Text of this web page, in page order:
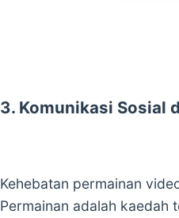
3. Komunikasi Sosial
Kehebatan permainan
Permainan adalah kaedah